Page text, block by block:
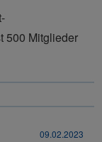
500 Mitglieder
09.02.2023